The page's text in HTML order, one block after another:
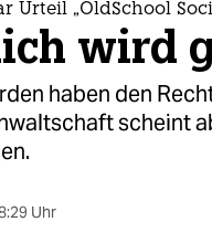
Urteil „OldSchool
wird
haben den
scheint
Uhr